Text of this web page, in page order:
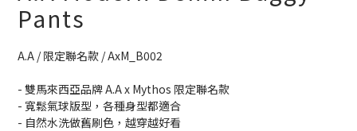
Pants
A.A / 限定聯名款 / AxM_B002
- 雙馬來西亞品牌 A.A x Mythos 限定聯名款
- 寬鬆氣球版型，各種身型都適合
- 自然水洗做舊刷色，越穿越好看